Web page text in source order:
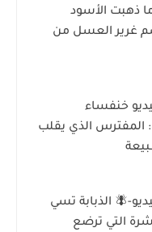
ذهبت الأسود
غرير العسل من
خنفساء
المفترس الذي يقلب
شاهد بالفيديو-🪰 الذبابة تسي
التي ترضع